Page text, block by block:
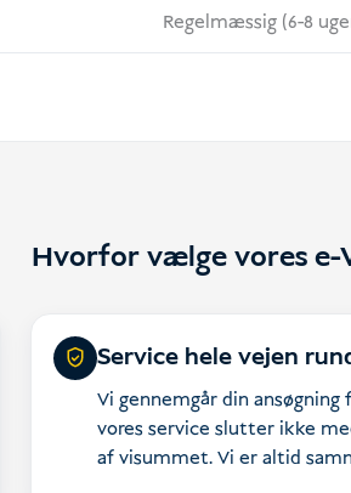
Regelmæssig (6-8
Hvorfor vælge vores e-
Service hele vejen
Vi gennemgår din ansøgning
vores service slutter ikke
af visummet. Vi er altid